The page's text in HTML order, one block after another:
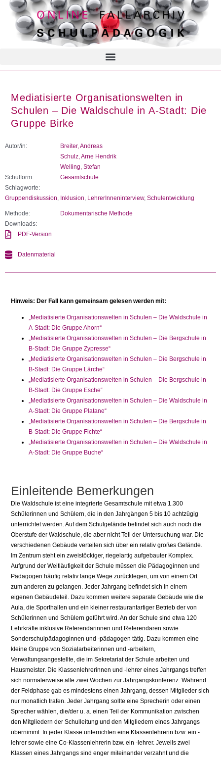
Mediatisierte Organisationswelten in
Schulen – Die Waldschule in A-Stadt: Die
Gruppe Birke
Autor/in:
Breiter, Andreas
Schulz, Arne Hendrik
Welling, Stefan
Schulform:
Gesamtschule
Schlagworte:
Gruppendiskussion Inklusion LehrerInneninterview, Schulentwicklung
Methode:
Dokumentarische Methode
Downloads:
PDF-Version
Datenmaterial
Hinweis: Der Fall kann gemeinsam gelesen werden mit:
„Mediatisierte Organisationswelten in Schulen – Die Waldschule in
A-Stadt: Die Gruppe Ahorn“
„Mediatisierte Organisationswelten in Schulen – Die Bergschule in
B-Stadt: Die Gruppe Zypresse“
„Mediatisierte Organisationswelten in Schulen – Die Bergschule in
B-Stadt: Die Gruppe Lärche“
„Mediatisierte Organisationswelten in Schulen – Die Bergschule in
B-Stadt: Die Gruppe Esche“
„Mediatisierte Organisationswelten in Schulen – Die Waldschule in
A-Stadt: Die Gruppe Platane“
„Mediatisierte Organisationswelten in Schulen – Die Bergschule in
B-Stadt: Die Gruppe Fichte“
„Mediatisierte Organisationswelten in Schulen – Die Waldschule in
A-Stadt: Die Gruppe Buche“
Einleitende Bemerkungen
Die Waldschule ist eine integrierte Gesamtschule mit etwa 1.300
Schülerinnen und Schülern, die in den Jahrgängen 5 bis 10 achtzügig
unterrichtet werden. Auf dem Schulgelände befindet sich auch noch die
Oberstufe der Waldschule, die aber nicht Teil der Untersuchung war. Die
verschiedenen Gebäude verteilen sich über ein relativ großes Gelände.
Im Zentrum steht ein zweistöckiger, riegelartig aufgebauter Komplex.
Aufgrund der Weitläufigkeit der Schule müssen die Pädagoginnen und
Pädagogen häufig relativ lange Wege zurücklegen, um von einem Ort
zum anderen zu gelangen. Jeder Jahrgang befindet sich in einem
eigenen Gebäudeteil. Dazu kommen weitere separate Gebäude wie die
Aula, die Sporthallen und ein kleiner restaurantartiger Betrieb der von
Schülerinnen und Schülern geführt wird. An der Schule sind etwa 120
Lehrkräfte inklusive Referendarinnen und Referendaren sowie
Sonderschulpädagoginnen und -pädagogen tätig. Dazu kommen eine
kleine Gruppe von Sozialarbeiterinnen und -arbeitern,
Verwaltungsangestellte, die im Sekretariat der Schule arbeiten und
Hausmeister. Die Klassenlehrerinnen und -lehrer eines Jahrgangs treffen
sich normalerweise alle zwei Wochen zur Jahrgangskonferenz. Während
der Feldphase gab es mindestens einen Jahrgang, dessen Mitglieder sich
nur monatlich trafen. Jeder Jahrgang sollte eine Sprecherin oder einen
Sprecher wählen, die/der u. a. einen Teil der Kommunikation zwischen
den Mitgliedern der Schulleitung und den Mitgliedern eines Jahrgangs
übernimmt. In jeder Klasse unterrichten eine Klassenlehrerin bzw. ein -
lehrer sowie eine Co-Klassenlehrerin bzw. ein -lehrer. Jeweils zwei
Klassen eines Jahrgangs sind enger miteinander verzahnt und die